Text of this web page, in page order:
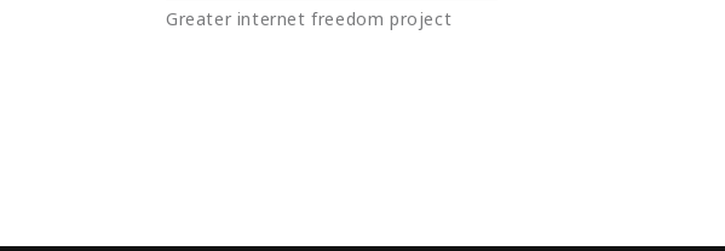
Greater internet freedom project